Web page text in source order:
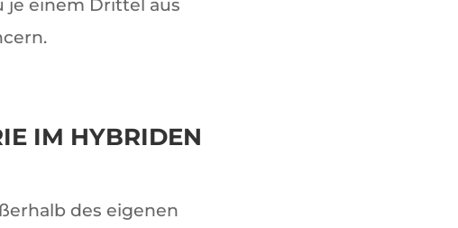
je einem Drittel aus
IM HYBRIDEN
des eigenen